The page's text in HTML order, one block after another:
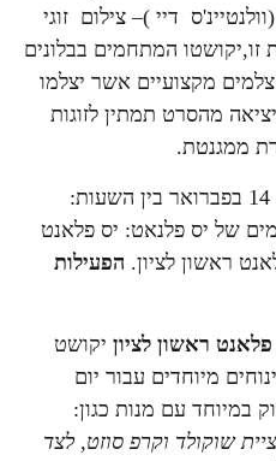
דיי )– צילום זוגי
המתחמים בבלונים
מקצועיים אשר יצלמו
מהסרט תמתין לזוגות
ממגנטת.
חגיגת יום האהבה תתקיים ב- 14 בפברואר בין השעות:
, בכל 3 המתחמים של יס פלנאט: יס פלאנט
ראשון לציון. הפעילות
פלאנט ראשון לציון יקושט
מיוחדים עבור יום
במיוחד עם מנות כגון:
שוקולד וקרפ סוזט, לצד